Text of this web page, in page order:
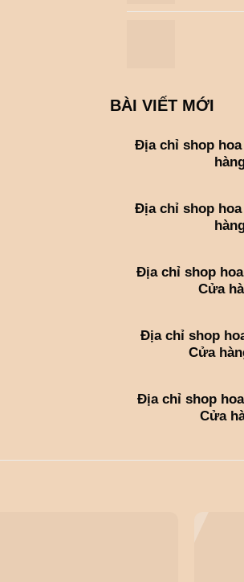
BÀI VIẾT MỚI
Địa chỉ shop
Địa chỉ shop
Địa chỉ shop
Cửa
Địa chỉ shop
Cửa
Địa chỉ shop
Cửa